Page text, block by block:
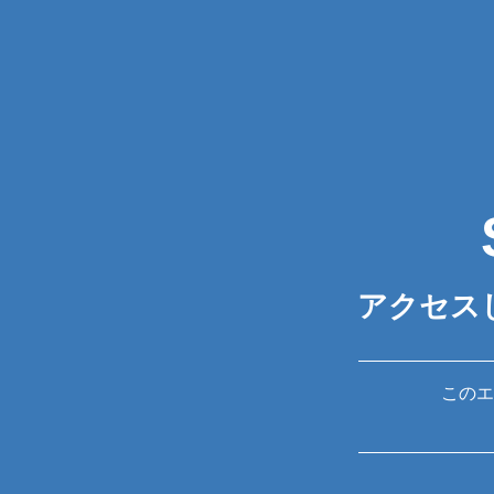
アクセス
この